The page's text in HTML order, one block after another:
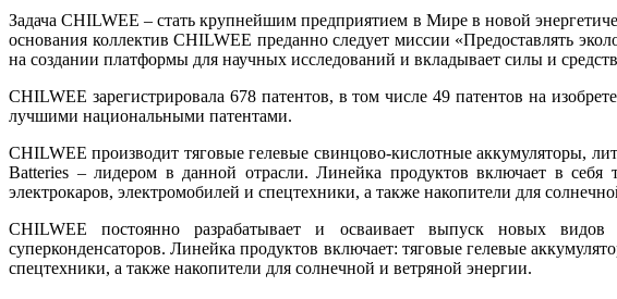
Задача CHILWEE – стать крупнейшим предприятием в Мире в новой
основания коллектив CHILWEE преданно следует миссии «Предоставлять
на создании платформы для научных исследований и вкладывает силы и
CHILWEE зарегистрировала 678 патентов, в том числе 49 патентов на
лучшими национальными патентами.
CHILWEE производит тяговые гелевые свинцово-кислотные аккумуляторы,
Batteries – лидером в данной отрасли. Линейка продуктов включает в себя
электрокаров, электромобилей и спецтехники, а также накопители для
CHILWEE постоянно разрабатывает и осваивает выпуск новых видов
суперконденсаторов. Линейка продуктов включает: тяговые гелевые
спецтехники, а также накопители для солнечной и ветряной энергии.